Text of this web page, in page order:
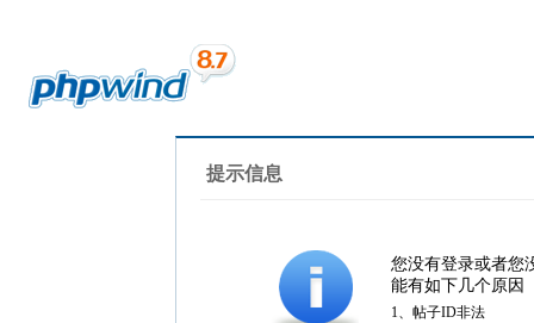
提示信息
您没有登录或者您
能有如下几个原因
1、帖子ID非法